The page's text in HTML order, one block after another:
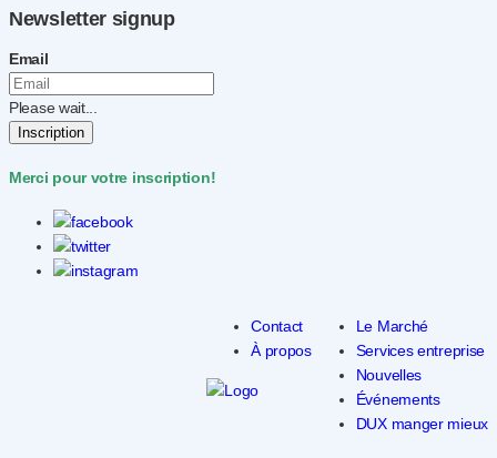
Newsletter signup
Email
Please wait...
Inscription
Merci pour votre inscription!
Le Marché
Services entreprise
Nouvelles
Événements
DUX manger mieux
Contact
À propos